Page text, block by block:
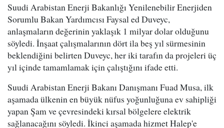
Suudi Arabistan Enerji Bakanlığı Yenilenebilir Enerjiden
Sorumlu Bakan Yardımcısı Faysal ed Duveyc,
anlaşmaların değerinin yaklaşık 1 milyar dolar olduğunu
söyledi. İnşaat çalışmalarının dört ila beş yıl sürmesinin
beklendiğini belirten Duveyc, her iki tarafın da projeleri üç
yıl içinde tamamlamak için çalıştığını ifade etti.
Suudi Arabistan Enerji Bakanı Danışmanı Fuad Musa, ilk
aşamada ülkenin en büyük nüfus yoğunluğuna ev sahipliği
yapan Şam ve çevresindeki kırsal bölgelere elektrik
sağlanacağını söyledi. İkinci aşamada hizmet Halep'e